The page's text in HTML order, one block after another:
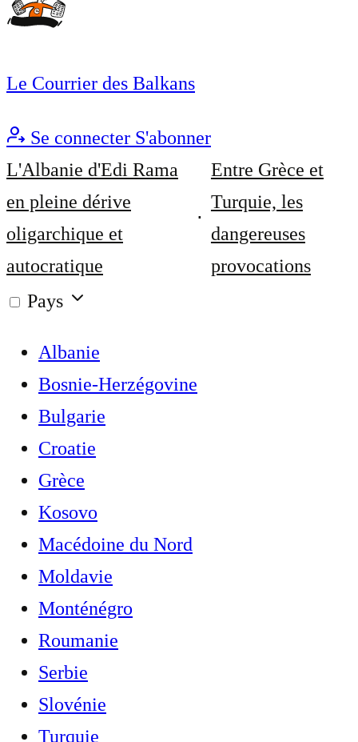
Le Courrier des Balkans
Se connecter S'abonner
L'Albanie d'Edi Rama
en pleine dérive
oligarchique et
autocratique
Entre Grèce et
Turquie, les
dangereuses
provocations
Pays
Albanie
Bosnie-Herzégovine
Bulgarie
Croatie
Grèce
Kosovo
Macédoine du Nord
Moldavie
Monténégro
Roumanie
Serbie
Slovénie
Turquie